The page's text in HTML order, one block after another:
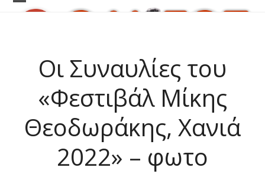
Skip
Open
Close
Οι Συναυλίες του
«Φεστιβάλ Μίκης
Θεοδωράκης, Χανιά
2022» – φωτο